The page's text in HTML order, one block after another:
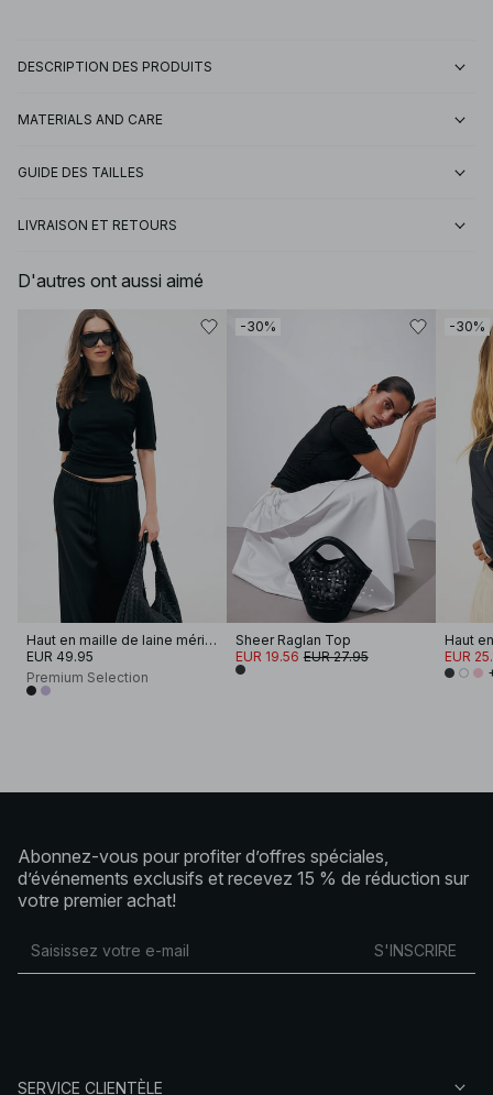
DESCRIPTION DES PRODUITS
MATERIALS AND CARE
GUIDE DES TAILLES
LIVRAISON ET RETOURS
D'autres ont aussi aimé
Haut en maille de laine mérinos à manches courtes
EUR 49.95
Premium Selection
-30%
Sheer Raglan Top
EUR 19.56 EUR 27.95
-30%
EUR
Abonnez-vous pour profiter d’offres spéciales,
d’événements exclusifs et recevez 15 % de réduction sur
votre premier achat!
S'INSCRIRE
SERVICE CLIENTÈLE